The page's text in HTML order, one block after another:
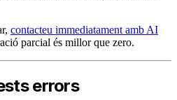
contacteu immediatament amb AI
parcial és millor que zero.
errors